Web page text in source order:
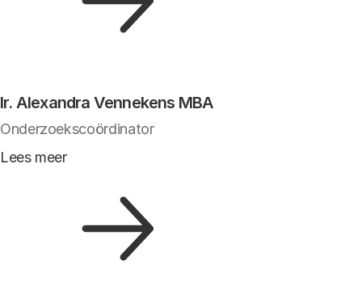
Ir. Alexandra Vennekens MBA
Onderzoekscoördinator
Lees meer